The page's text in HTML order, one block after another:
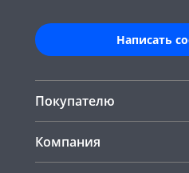
Написать
Покупателю
Компания